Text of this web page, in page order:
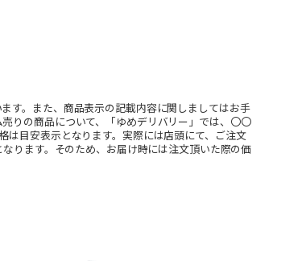
す。また、商品表示の記載内容に関しましてはお手
りの商品について、「ゆめデリバリー」では、〇〇
目安表示となります。実際には店頭にて、ご注文
ります。そのため、お届け時には注文頂いた際の価